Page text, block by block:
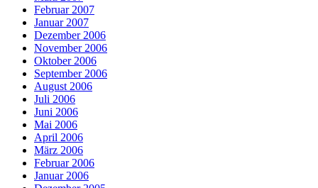
Februar 2007
Januar 2007
Dezember 2006
November 2006
Oktober 2006
September 2006
August 2006
Juli 2006
Juni 2006
Mai 2006
April 2006
März 2006
Februar 2006
Januar 2006